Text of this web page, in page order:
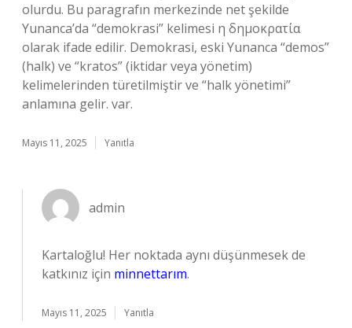
olurdu. Bu paragrafın merkezinde net şekilde
Yunanca’da “demokrasi” kelimesi η δημοκρατία
olarak ifade edilir. Demokrasi, eski Yunanca “demos”
(halk) ve “kratos” (iktidar veya yönetim)
kelimelerinden türetilmiştir ve “halk yönetimi”
anlamına gelir. var.
Mayıs 11, 2025 Yanıtla
admin
Kartaloğlu! Her noktada aynı düşünmesek de
katkınız için minnettarım.
Mayıs 11, 2025 Yanıtla